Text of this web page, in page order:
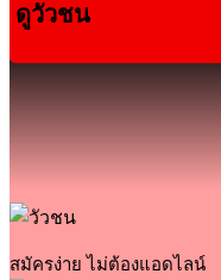
ดูวัวชน
สมัครง่าย ไม่ต้องแอดไลน์